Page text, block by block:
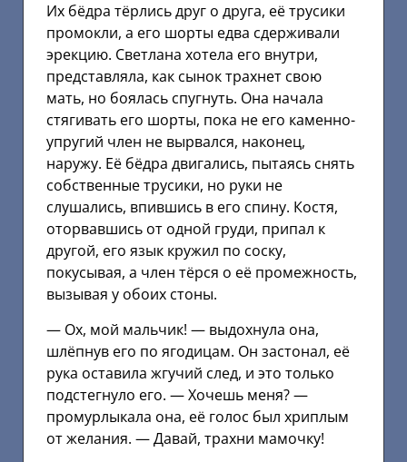
Их бёдра тёрлись друг о друга, её трусики
промокли, а его шорты едва сдерживали
эрекцию. Светлана хотела его внутри,
представляла, как сынок трахнет свою
мать, но боялась спугнуть. Она начала
стягивать его шорты, пока не его каменно-
упругий член не вырвался, наконец,
наружу. Её бёдра двигались, пытаясь снять
собственные трусики, но руки не
слушались, впившись в его спину. Костя,
оторвавшись от одной груди, припал к
другой, его язык кружил по соску,
покусывая, а член тёрся о её промежность,
вызывая у обоих стоны.
— Ох, мой мальчик! — выдохнула она,
шлёпнув его по ягодицам. Он застонал, её
рука оставила жгучий след, и это только
подстегнуло его. — Хочешь меня? —
промурлыкала она, её голос был хриплым
от желания. — Давай, трахни мамочку!